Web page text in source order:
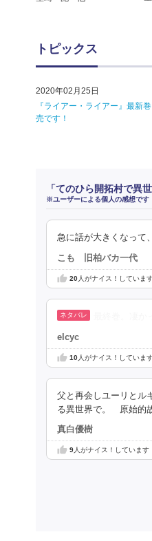
トピックス
2020年02月25日
『ライアー・ライアー』最
売です！
「てのひら開拓村で異
※ユーザーによる個人の感想です
急に話が大きくなって
こも 旧柏バカ一代
20人がナイス！していま
elcyc
10人がナイス！していま
父と再会しユーリとル
る異世界で。 原始的
真白優樹
9人がナイス！しています